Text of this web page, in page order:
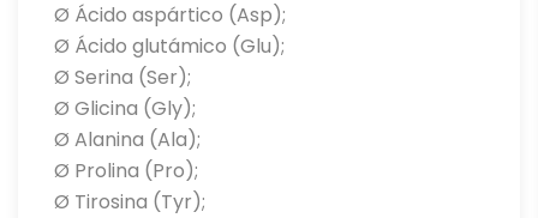
Ø Ácido aspártico (Asp);
Ø Ácido glutámico (Glu);
Ø Serina (Ser);
Ø Glicina (Gly);
Ø Alanina (Ala);
Ø Prolina (Pro);
Ø Tirosina (Tyr);